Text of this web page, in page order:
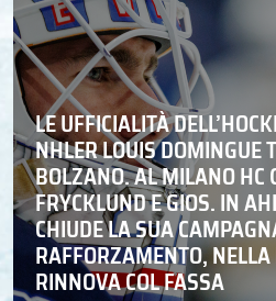
LE UFFICIALITÀ
NHLER LOUIS DOMINGUE
BOLZANO. AL MILANO HC
FRYCKLUND E GIOS. IN
CHIUDE LA SUA
RAFFORZAMENTO,
RINNOVA COL FASSA